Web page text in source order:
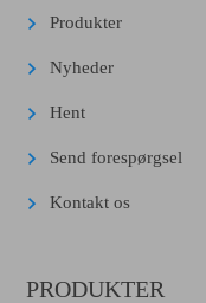
Produkter
Nyheder
Hent
Send forespørgsel
Kontakt os
PRODUKTER